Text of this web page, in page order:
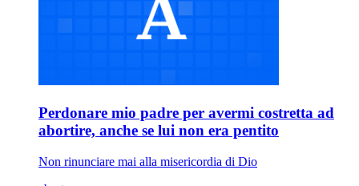
Perdonare mio padre per avermi costretta ad
abortire, anche se lui non era pentito
Non rinunciare mai alla misericordia di Dio